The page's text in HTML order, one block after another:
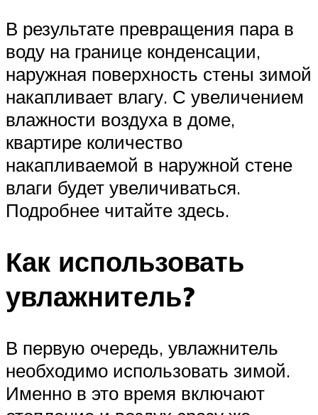
В результате превращения пара в
воду на границе конденсации,
наружная поверхность стены зимой
накапливает влагу. С увеличением
влажности воздуха в доме,
квартире количество
накапливаемой в наружной стене
влаги будет увеличиваться.
Подробнее читайте здесь.
Как использовать
увлажнитель?
В первую очередь, увлажнитель
необходимо использовать зимой.
Именно в это время включают